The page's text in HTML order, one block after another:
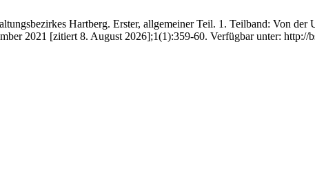
Hartberg. Erster, allgemeiner Teil. 1. Teilband: Von
2021 [zitiert 8. August 2026];1(1):359-60. Verfügbar unter: